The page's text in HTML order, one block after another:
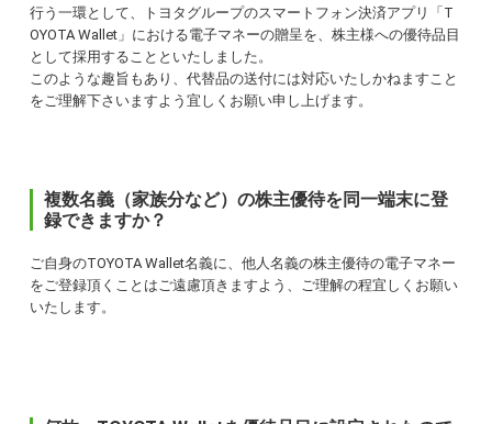
行う一環として、トヨタグループのスマートフォン決済アプリ「T
OYOTA Wallet」における電子マネーの贈呈を、株主様への優待品目
として採用することといたしました。
このような趣旨もあり、代替品の送付には対応いたしかねますこと
をご理解下さいますよう宜しくお願い申し上げます。
複数名義（家族分など）の株主優待を同一端末に登
録できますか？
ご自身のTOYOTA Wallet名義に、他人名義の株主優待の電子マネー
をご登録頂くことはご遠慮頂きますよう、ご理解の程宜しくお願い
いたします。